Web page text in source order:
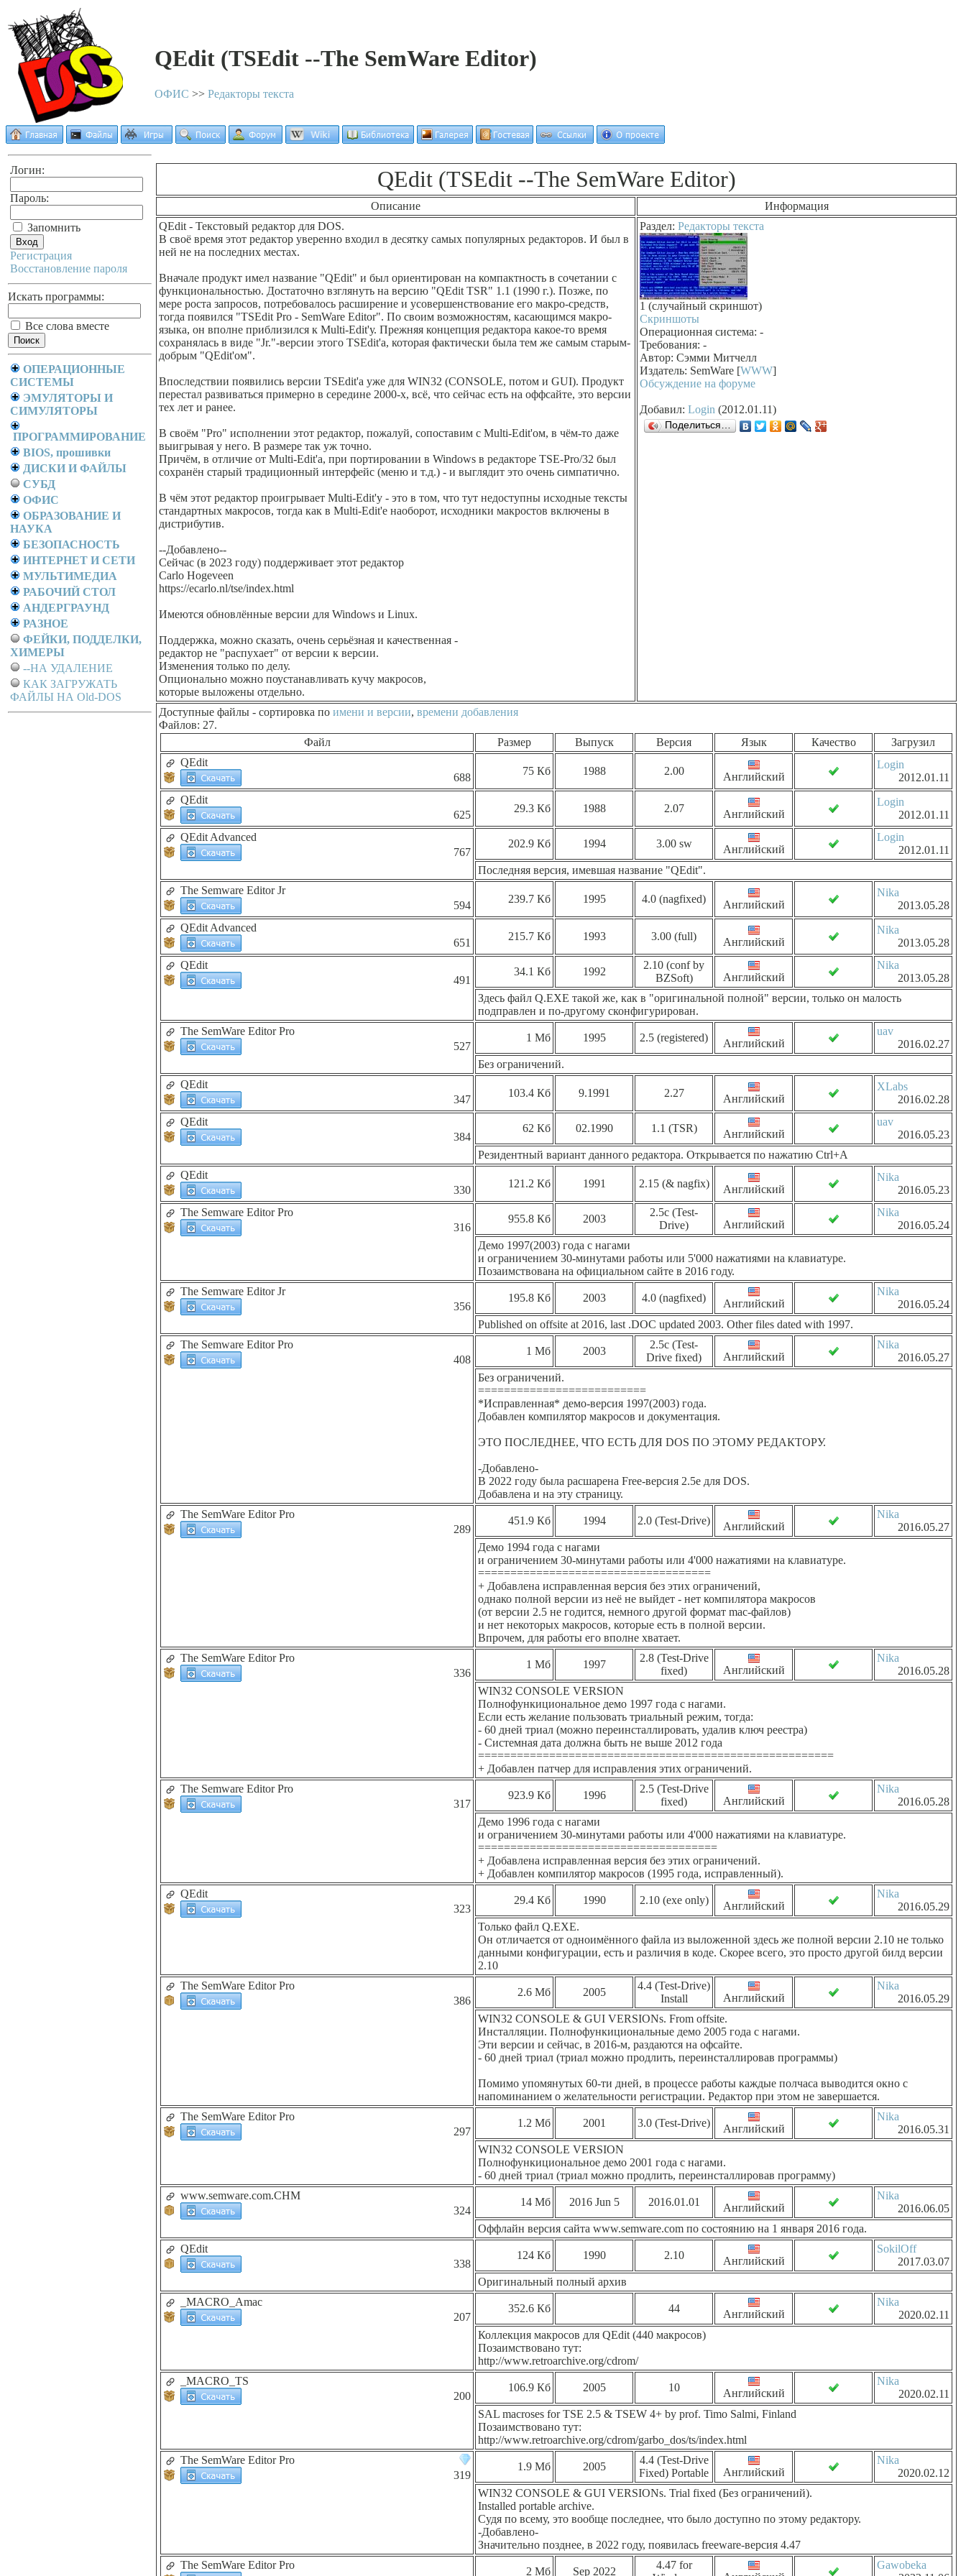
QEdit (TSEdit --The SemWare Editor)
ОФИС >> Редакторы текста
Логин:
Пароль:
Запомнить
Регистрация
Восстановление пароля
Искать программы:
Все слова вместе
ОПЕРАЦИОННЫЕ
СИСТЕМЫ
ЭМУЛЯТОРЫ И
СИМУЛЯТОРЫ
ПРОГРАММИРОВАНИЕ
BIOS, прошивки
ДИСКИ И ФАЙЛЫ
СУБД
ОФИС
ОБРАЗОВАНИЕ И
НАУКА
БЕЗОПАСНОСТЬ
ИНТЕРНЕТ И СЕТИ
МУЛЬТИМЕДИА
РАБОЧИЙ СТОЛ
АНДЕРГРАУНД
РАЗНОЕ
ФЕЙКИ, ПОДДЕЛКИ,
ХИМЕРЫ
--НА УДАЛЕНИЕ
КАК ЗАГРУЖАТЬ
ФАЙЛЫ НА Old-DOS
QEdit (TSEdit --The SemWare Editor)
Описание
Информация
QEdit - Текстовый редактор для DOS.
В своё время этот редактор уверенно входил в десятку самых популярных редакторов. И был в
ней не на последних местах.
Вначале продукт имел название "QEdit" и был ориентирован на компактность в сочетании с
функциональностью. Достаточно взглянуть на версию "QEdit TSR" 1.1 (1990 г.). Позже, по
мере роста запросов, потребовалось расширение и усовершенствование его макро-средств,
тогда появился "TSEdit Pro - SemWare Editor". По своим возможностям, касающимся макро-
языка, он вполне приблизился к Multi-Edit'у. Прежняя концепция редактора какое-то время
сохранялась в виде "Jr."-версии этого TSEdit'а, которая фактически была тем же самым старым-
добрым "QEdit'ом".
Впоследствии появились версии TSEdit'а уже для WIN32 (CONSOLE, потом и GUI). Продукт
перестал развиваться примерно в середине 2000-х, всё, что сейчас есть на оффсайте, это версии
тех лет и ранее.
В своём "Pro" исполнении этот редактор, пожалуй, сопоставим с Multi-Edit'ом, в чём-то даже
выигрывая у него. В размере так уж точно.
Причём, в отличие от Multi-Edit'а, при портировании в Windows в редакторе TSE-Pro/32 был
сохранён старый традиционный интерфейс (меню и т.д.) - и выглядит это очень симпатично.
В чём этот редактор проигрывает Multi-Edit'у - это в том, что тут недоступны исходные тексты
стандартных макросов, тогда как в Multi-Edit'e наоборот, исходники макростов включены в
дистрибутив.
--Добавлено--
Сейчас (в 2023 году) поддерживает этот редактор
Carlo Hogeveen
https://ecarlo.nl/tse/index.html
Имеются обновлённые версии для Windows и Linux.
Поддержка, можно сказать, очень серьёзная и качественная -
редактор не "распухает" от версии к версии.
Изменения только по делу.
Опционально можно поустанавливать кучу макросов,
которые выложены отдельно.
Раздел: Редакторы текста
1 (случайный скриншот)
Скриншоты
Операционная система: -
Требования: -
Автор: Сэмми Митчелл
Издатель: SemWare [WWW]
Обсуждение на форуме
Добавил: Login (2012.01.11)
Поделиться…
Доступные файлы - сортировка по имени и версии, времени добавления
Файлов: 27.
Файл
Размер Выпуск Версия Язык Качество
Загрузил
QEdit
688
75 Кб 1988 2.00 Английский
Login
2012.01.11
QEdit
625
29.3 Кб 1988 2.07 Английский
Login
2012.01.11
QEdit Advanced
767
202.9 Кб 1994 3.00 sw Английский
Login
2012.01.11
Последняя версия, имевшая название "QEdit".
The Semware Editor Jr
594
239.7 Кб 1995 4.0 (nagfixed) Английский
Nika
2013.05.28
QEdit Advanced
651
215.7 Кб 1993 3.00 (full) Английский
Nika
2013.05.28
QEdit
491
34.1 Кб 1992
2.10 (conf by
BZSoft)
Английский
Nika
2013.05.28
Здесь файл Q.EXE такой же, как в "оригинальной полной" версии, только он малость
подправлен и по-другому сконфигурирован.
The SemWare Editor Pro
527
1 Мб 1995 2.5 (registered) Английский
uav
2016.02.27
Без ограничений.
QEdit
347
103.4 Кб 9.1991 2.27 Английский
XLabs
2016.02.28
QEdit
384
62 Кб 02.1990 1.1 (TSR) Английский
uav
2016.05.23
Резидентный вариант данного редактора. Открывается по нажатию Ctrl+A
QEdit
330
121.2 Кб 1991 2.15 (& nagfix) Английский
Nika
2016.05.23
The Semware Editor Pro
316
955.8 Кб 2003
2.5c (Test-
Drive)
Английский
Nika
2016.05.24
Демо 1997(2003) года с нагами
и ограничением 30-минутами работы или 5'000 нажатиями на клавиатуре.
Позаимствована на официальном сайте в 2016 году.
The Semware Editor Jr
356
195.8 Кб 2003 4.0 (nagfixed) Английский
Nika
2016.05.24
Published on offsite at 2016, last .DOC updated 2003. Other files dated with 1997.
The Semware Editor Pro
408
1 Мб 2003
2.5c (Test-
Drive fixed)
Английский
Nika
2016.05.27
Без ограничений.
==========================
*Исправленная* демо-версия 1997(2003) года.
Добавлен компилятор макросов и документация.
ЭТО ПОСЛЕДНЕЕ, ЧТО ЕСТЬ ДЛЯ DOS ПО ЭТОМУ РЕДАКТОРУ.
-Добавлено-
В 2022 году была расшарена Free-версия 2.5e для DOS.
Добавлена и на эту страницу.
The SemWare Editor Pro
289
451.9 Кб 1994 2.0 (Test-Drive) Английский
Nika
2016.05.27
Демо 1994 года с нагами
и ограничением 30-минутами работы или 4'000 нажатиями на клавиатуре.
====================================
+ Добавлена исправленная версия без этих ограничений,
однако полной версии из неё не выйдет - нет компилятора макросов
(от версии 2.5 не годится, немного другой формат mac-файлов)
и нет некоторых макросов, которые есть в полной версии.
Впрочем, для работы его вполне хватает.
The SemWare Editor Pro
336
1 Мб 1997
2.8 (Test-Drive
fixed)
Английский
Nika
2016.05.28
WIN32 CONSOLE VERSION
Полнофункициональное демо 1997 года с нагами.
Если есть желание пользовать триальный режим, тогда:
- 60 дней триал (можно переинсталлировать, удалив ключ реестра)
- Системная дата должна быть не выше 2012 года
=======================================================
+ Добавлен патчер для исправления этих ограничений.
The Semware Editor Pro
317
923.9 Кб 1996
2.5 (Test-Drive
fixed)
Английский
Nika
2016.05.28
Демо 1996 года с нагами
и ограничением 30-минутами работы или 4'000 нажатиями на клавиатуре.
=====================================
+ Добавлена исправленная версия без этих ограничений.
+ Добавлен компилятор макросов (1995 года, исправленный).
QEdit
323
29.4 Кб 1990 2.10 (exe only) Английский
Nika
2016.05.29
Только файл Q.EXE.
Он отличается от одноимённого файла из выложенной здесь же полной версии 2.10 не только
данными конфигурации, есть и различия в коде. Скорее всего, это просто другой билд версии
2.10
The SemWare Editor Pro
386
2.6 Мб 2005
4.4 (Test-Drive)
Install
Английский
Nika
2016.05.29
WIN32 CONSOLE & GUI VERSIONs. From offsite.
Инсталляции. Полнофункициональные демо 2005 года с нагами.
Эти версии и сейчас, в 2016-м, раздаются на офсайте.
- 60 дней триал (триал можно продлить, переинсталлировав программы)
Помимо упомянутых 60-ти дней, в процессе работы каждые полчаса выводится окно с
напоминанием о желательности регистрации. Редактор при этом не завершается.
The SemWare Editor Pro
297
1.2 Мб 2001 3.0 (Test-Drive) Английский
Nika
2016.05.31
WIN32 CONSOLE VERSION
Полнофункициональное демо 2001 года с нагами.
- 60 дней триал (триал можно продлить, переинсталлировав программу)
www.semware.com.CHM
324
14 Мб 2016 Jun 5 2016.01.01 Английский
Nika
2016.06.05
Оффлайн версия сайта www.semware.com по состоянию на 1 января 2016 года.
QEdit
338
124 Кб 1990 2.10 Английский
SokilOff
2017.03.07
Оригинальный полный архив
_MACRO_Amac
207
352.6 Кб 44 Английский
Nika
2020.02.11
Коллекция макросов для QEdit (440 макросов)
Позаимствовано тут:
http://www.retroarchive.org/cdrom/
_MACRO_TS
200
106.9 Кб 2005 10 Английский
Nika
2020.02.11
SAL macroses for TSE 2.5 & TSEW 4+ by prof. Timo Salmi, Finland
Позаимствовано тут:
http://www.retroarchive.org/cdrom/garbo_dos/ts/index.html
The SemWare Editor Pro
319
1.9 Мб 2005
4.4 (Test-Drive
Fixed) Portable
Английский
Nika
2020.02.12
WIN32 CONSOLE & GUI VERSIONs. Trial fixed (Без ограничений).
Installed portable archive.
Судя по всему, это вообще последнее, что было доступно по этому редактору.
-Добавлено-
Значительно позднее, в 2022 году, появилась freeware-версия 4.47
The SemWare Editor Pro
2 Мб Sep 2022
4.47 for
Gawobeka